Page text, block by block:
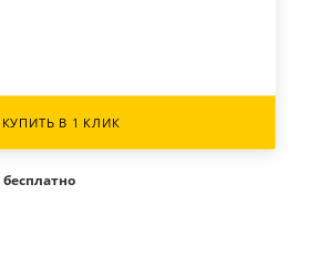
КУПИТЬ В 1 КЛИК
бесплатно